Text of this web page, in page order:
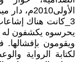
الأولى2010م، دار ميزوبوتاميا_بغداد، ص317.
3_كانت هناك
يحرسوه يكشفون له
ويقومون بإفشالها.
لكتابة الرواية